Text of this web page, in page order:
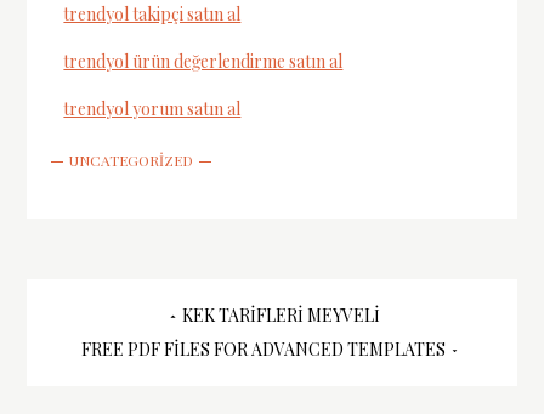
trendyol takipçi satın al
trendyol ürün değerlendirme satın al
trendyol yorum satın al
UNCATEGORIZED
Yazı
KEK TARIFLERI MEYVELI
FREE PDF FILES FOR ADVANCED TEMPLATES